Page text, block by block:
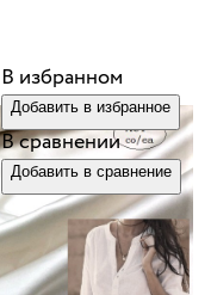
В избранном
Добавить в избранное
В сравнении
Добавить в сравнение